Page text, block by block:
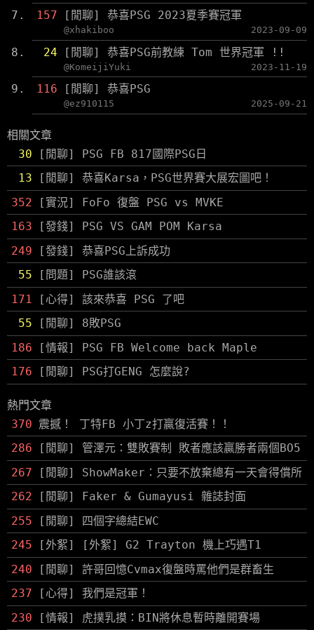
157 [閒聊] 恭喜PSG 2023夏季賽冠軍
@xhakiboo 2023-09-09
24 [閒聊] 恭喜PSG前教練 Tom 世界冠軍 !!
@KomeijiYuki 2023-11-19
116 [閒聊] 恭喜PSG
@ez910115 2025-09-21
相關文章
30
[閒聊] PSG FB 817國際PSG日
13
[閒聊] 恭喜Karsa，PSG世界賽大展宏圖吧！
352
[實況] FoFo 復盤 PSG vs MVKE
163
[發錢] PSG VS GAM POM Karsa
249
[發錢] 恭喜PSG上訴成功
55
[問題] PSG誰該滾
171
[心得] 該來恭喜 PSG 了吧
55
[閒聊] 8敗PSG
186
[情報] PSG FB Welcome back Maple
176
[閒聊] PSG打GENG 怎麼說?
熱門文章
370 震撼！ 丁特FB 小丁z打贏復活賽！！
286
[閒聊] 管澤元：雙敗賽制 敗者應該贏勝者兩個BO5
267
[閒聊] ShowMaker：只要不放棄總有一天會得償所
262
[閒聊] Faker & Gumayusi 雜誌封面
255
[閒聊] 四個字總結EWC
245
[外絮] [外絮] G2 Trayton 機上巧遇T1
240
[閒聊] 許哥回憶Cvmax復盤時罵他們是群畜生
237
[心得] 我們是冠軍！
230
[情報] 虎撲乳摸：BIN將休息暫時離開賽場